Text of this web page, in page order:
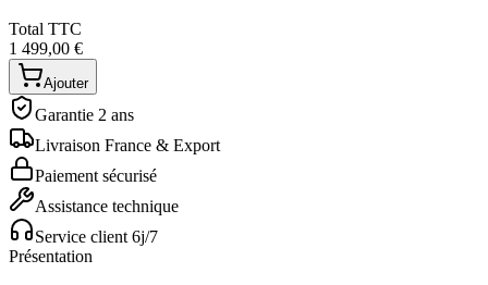
Total TTC
1 499,00 €
Ajouter
Garantie 2 ans
Livraison France & Export
Paiement sécurisé
Assistance technique
Service client 6j/7
Présentation